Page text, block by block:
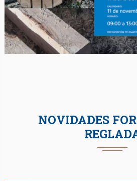
NOVIDADES